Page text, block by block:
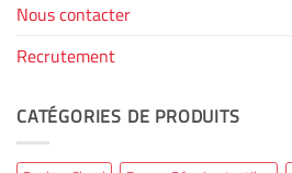
Nous contacter
Recrutement
CATÉGORIES DE PRODUITS